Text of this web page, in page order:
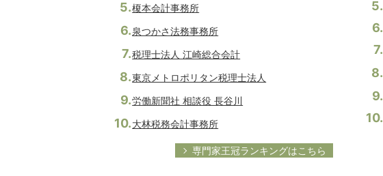
榎本会計事務所
泉つかさ法務事務所
税理士法人 江崎総合会計
東京メトロポリタン税理士法人
労働新聞社 相談役 長谷川
大林税務会計事務所
専門家王冠ランキングはこちら